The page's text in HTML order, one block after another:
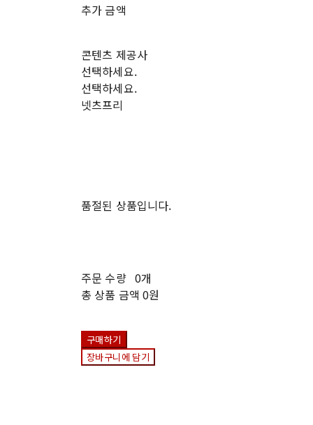
추가 금액
콘텐츠 제공사
선택하세요.
선택하세요.
넷츠프리
품절된 상품입니다.
주문 수량 0개
총 상품 금액 0원
구매하기
장바구니에 담기